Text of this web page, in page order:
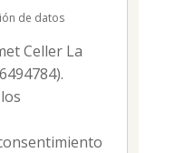
de datos
Celler La